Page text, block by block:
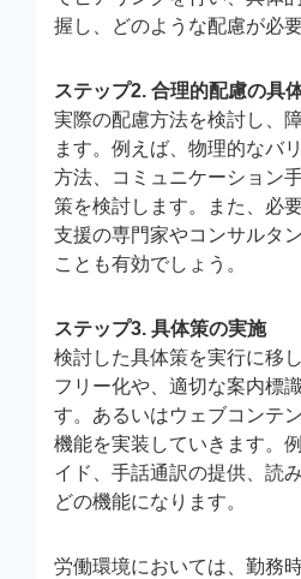
握し、どのような配慮が必
ステップ2. 合理的配慮の具
実際の配慮方法を検討し、
ます。例えば、物理的なバ
方法、コミュニケーション
策を検討します。また、必
支援の専門家やコンサルタ
ことも有効でしょう。
ステップ3. 具体策の実施
検討した具体策を実行に移
フリー化や、適切な案内標
す。あるいはウェブコンテ
機能を実装していきます。
イド、手話通訳の提供、読
どの機能になります。
労働環境においては、勤務